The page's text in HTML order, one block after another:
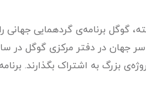
برنامه‌ی گردهمایی جهانی
گوگل از سراسر جهان در دفتر مرکزی
به اشتراک بگذارند. برنامه‌های